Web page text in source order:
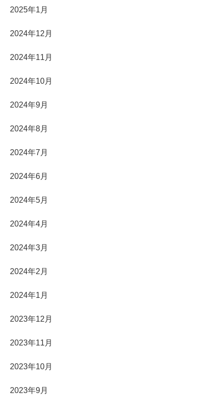
2025年1月
2024年12月
2024年11月
2024年10月
2024年9月
2024年8月
2024年7月
2024年6月
2024年5月
2024年4月
2024年3月
2024年2月
2024年1月
2023年12月
2023年11月
2023年10月
2023年9月